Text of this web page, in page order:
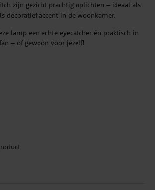
zijn gezicht prachtig oplichten – ideaal als
decoratief accent in de woonkamer.
lamp een echte eyecatcher én praktisch in
– of gewoon voor jezelf!